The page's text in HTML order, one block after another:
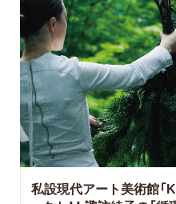
私設現代アート美術館「